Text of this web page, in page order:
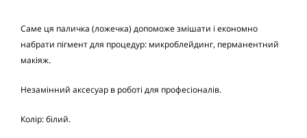
Саме ця паличка (ложечка) допоможе змішати і економно
набрати пігмент для процедур: микроблейдинг, перманентний
макіяж.
Незамінний аксесуар в роботі для професіоналів.
Колір: білий.